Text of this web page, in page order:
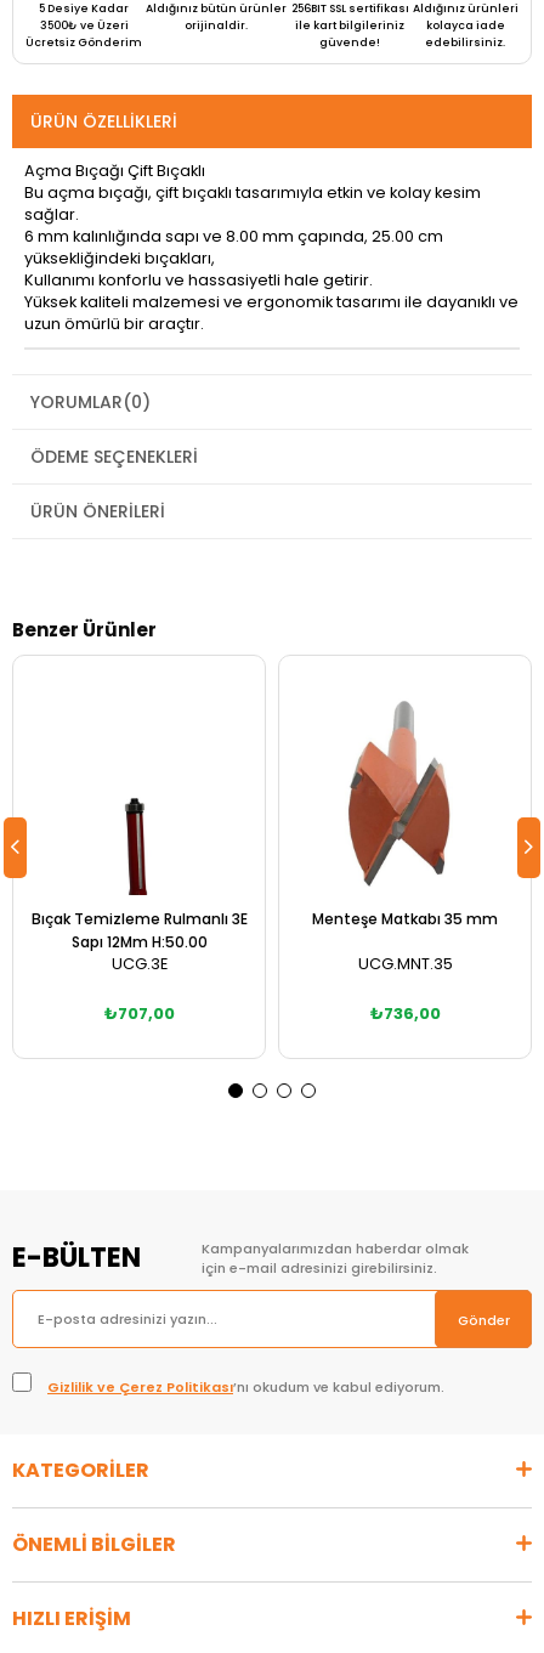
5 Desiye Kadar
3500₺ ve Üzeri
Ücretsiz Gönderim
Aldığınız bütün ürünler
orijinaldir.
256BIT SSL sertifikası
ile kart bilgileriniz
güvende!
Aldığınız ürünleri
kolayca iade
edebilirsiniz.
ÜRÜN ÖZELLIKLERI
Açma Bıçağı Çift Bıçaklı
Bu açma bıçağı, çift bıçaklı tasarımıyla etkin ve kolay kesim
sağlar.
6 mm kalınlığında sapı ve 8.00 mm çapında, 25.00 cm
yüksekliğindeki bıçakları,
Kullanımı konforlu ve hassasiyetli hale getirir.
Yüksek kaliteli malzemesi ve ergonomik tasarımı ile dayanıklı ve
uzun ömürlü bir araçtır.
YORUMLAR(0)
ÖDEME SEÇENEKLERI
ÜRÜN ÖNERILERI
Benzer Ürünler
Bıçak Temizleme Rulmanlı 3E
Sapı 12Mm H:50.00
UCG.3E
₺707,00
Menteşe Matkabı 35 mm
UCG.MNT.35
₺736,00
E-BÜLTEN
Kampanyalarımızdan haberdar olmak
için e-mail adresinizi girebilirsiniz.
Gönder
Gizlilik ve Çerez Politikası’nı okudum ve kabul ediyorum.
KATEGORİLER
ÖNEMLİ BİLGİLER
HIZLI ERİŞİM